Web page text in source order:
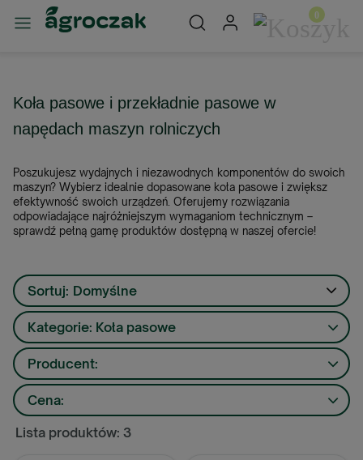
Koła pasowe i przekładnie pasowe w
napędach maszyn rolniczych
Poszukujesz wydajnych i niezawodnych komponentów do swoich
maszyn? Wybierz idealnie dopasowane koła pasowe i zwiększ
efektywność swoich urządzeń. Oferujemy rozwiązania
odpowiadające najróżniejszym wymaganiom technicznym –
sprawdź pełną gamę produktów dostępną w naszej ofercie!
Sortuj: Domyślne
Kategorie: Koła pasowe
Producent:
Cena:
Lista produktów: 3